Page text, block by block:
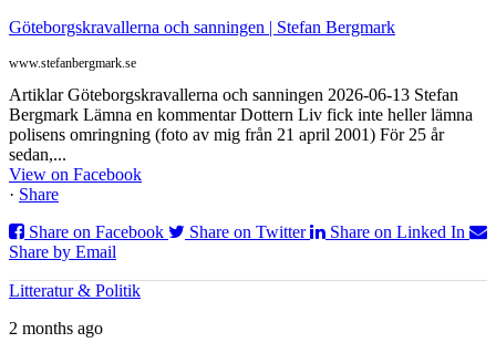
Göteborgskravallerna och sanningen | Stefan Bergmark
www.stefanbergmark.se
Artiklar Göteborgskravallerna och sanningen 2026-06-13 Stefan
Bergmark Lämna en kommentar Dottern Liv fick inte heller lämna
polisens omringning (foto av mig från 21 april 2001) För 25 år
sedan,...
View on Facebook
· Share
Share on Facebook
Share on Twitter
Share on Linked In
Share by Email
Litteratur & Politik
2 months ago